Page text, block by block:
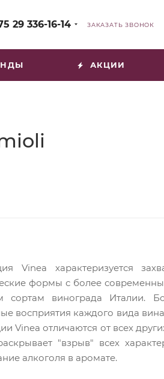
29 336-16-14 ЗАКАЗАТЬ ЗВОНОК
АКЦИИ
Vinea характеризуется
формы с более
сортам винограда Италии.
восприятия каждого вида
Vinea отличаются от всех
"взрыв" всех
алкоголя в аромате.